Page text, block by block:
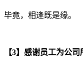
毕竟，相逢既是缘。
【3】感谢员工为公